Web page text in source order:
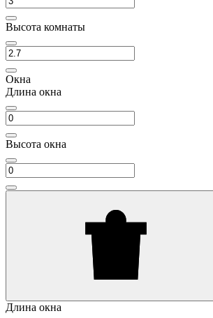
Высота комнаты
Окна
Длина окна
Высота окна
Длина окна